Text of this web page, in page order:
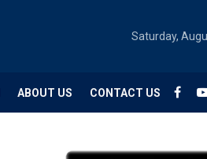
Saturday,
ABOUT US CONTACT US